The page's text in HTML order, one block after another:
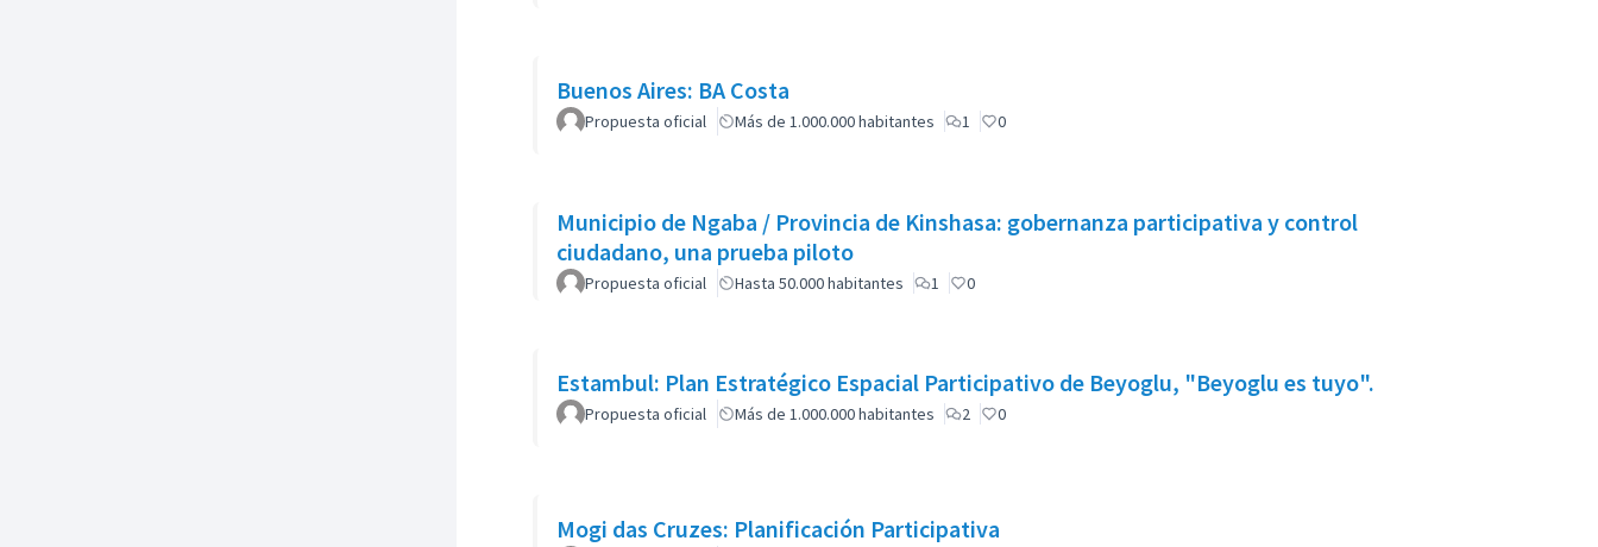
Buenos Aires: BA Costa
Propuesta oficial Más de 1.000.000 habitantes 1 0
Municipio de Ngaba / Provincia de Kinshasa: gobernanza participativa y control
ciudadano, una prueba piloto
Propuesta oficial Hasta 50.000 habitantes 1 0
Estambul: Plan Estratégico Espacial Participativo de Beyoglu, "Beyoglu es tuyo".
Propuesta oficial Más de 1.000.000 habitantes 2 0
Mogi das Cruzes: Planificación Participativa